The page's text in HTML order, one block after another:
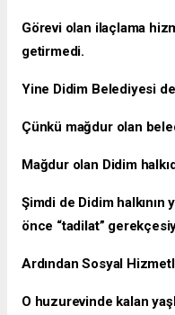
Görevi olan ilaçlama
getirmedi.
Yine Didim Belediyesi
Çünkü mağdur olan
Mağdur olan Didim
Şimdi de Didim halkının
önce “tadilat”
Ardından Sosyal
O huzurevinde kalan